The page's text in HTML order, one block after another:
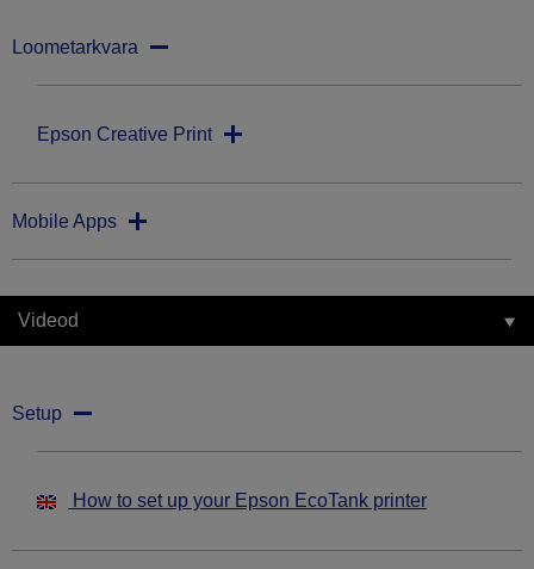
Loometarkvara
Epson Creative Print
Mobile Apps
Videod
Setup
How to set up your Epson EcoTank printer